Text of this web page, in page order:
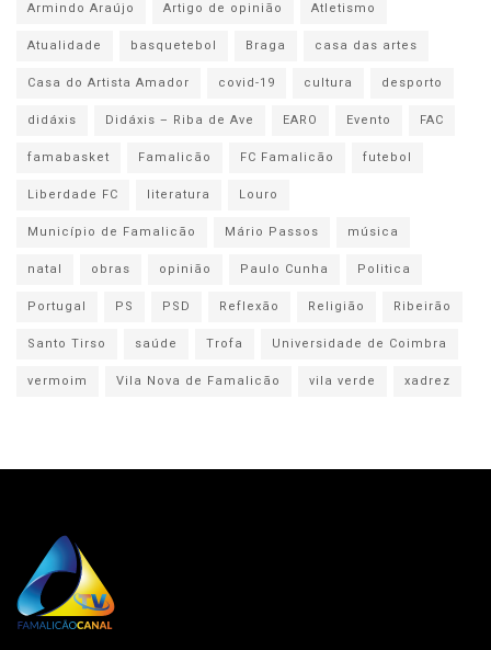
Armindo Araújo Artigo de opinião
Atletismo
Atualidade
basquetebol Braga
casa das artes
Casa do Artista Amador
covid-19 cultura
desporto
didáxis
Didáxis – Riba de Ave EARO Evento
FAC
famabasket
Famalicão FC Famalicão
futebol
Liberdade FC
literatura
Louro
Município de Famalicão
Mário Passos
música
natal
obras opinião Paulo Cunha
Politica
Portugal
PS PSD Reflexão Religião
Ribeirão
Santo Tirso
saúde Trofa
Universidade de Coimbra
vermoim
Vila Nova de Famalicão vila verde xadrez